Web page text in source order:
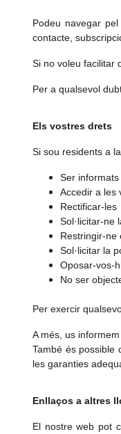
Podeu navegar
contacte,
Si no voleu facilitar
Per a qualsevol
Els vostres drets
Si sou residents a
Ser informats
Accedir a les
Rectificar-les
Sol·licitar-ne
Restringir-ne
Sol·licitar la
Oposar-vos-
No ser
Per exercir
A més, us
També és possible
les garanties
Enllaços a altres
El nostre web pot